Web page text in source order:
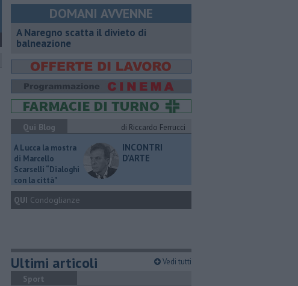
DOMANI AVVENNE
A Naregno scatta il divieto di
balneazione
Qui Blog
di Riccardo Ferrucci
A Lucca la mostra
di Marcello
Scarselli “Dialoghi
con la città"
INCONTRI
D'ARTE
QUI Condoglianze
Ultimi articoli Vedi tutti
Sport